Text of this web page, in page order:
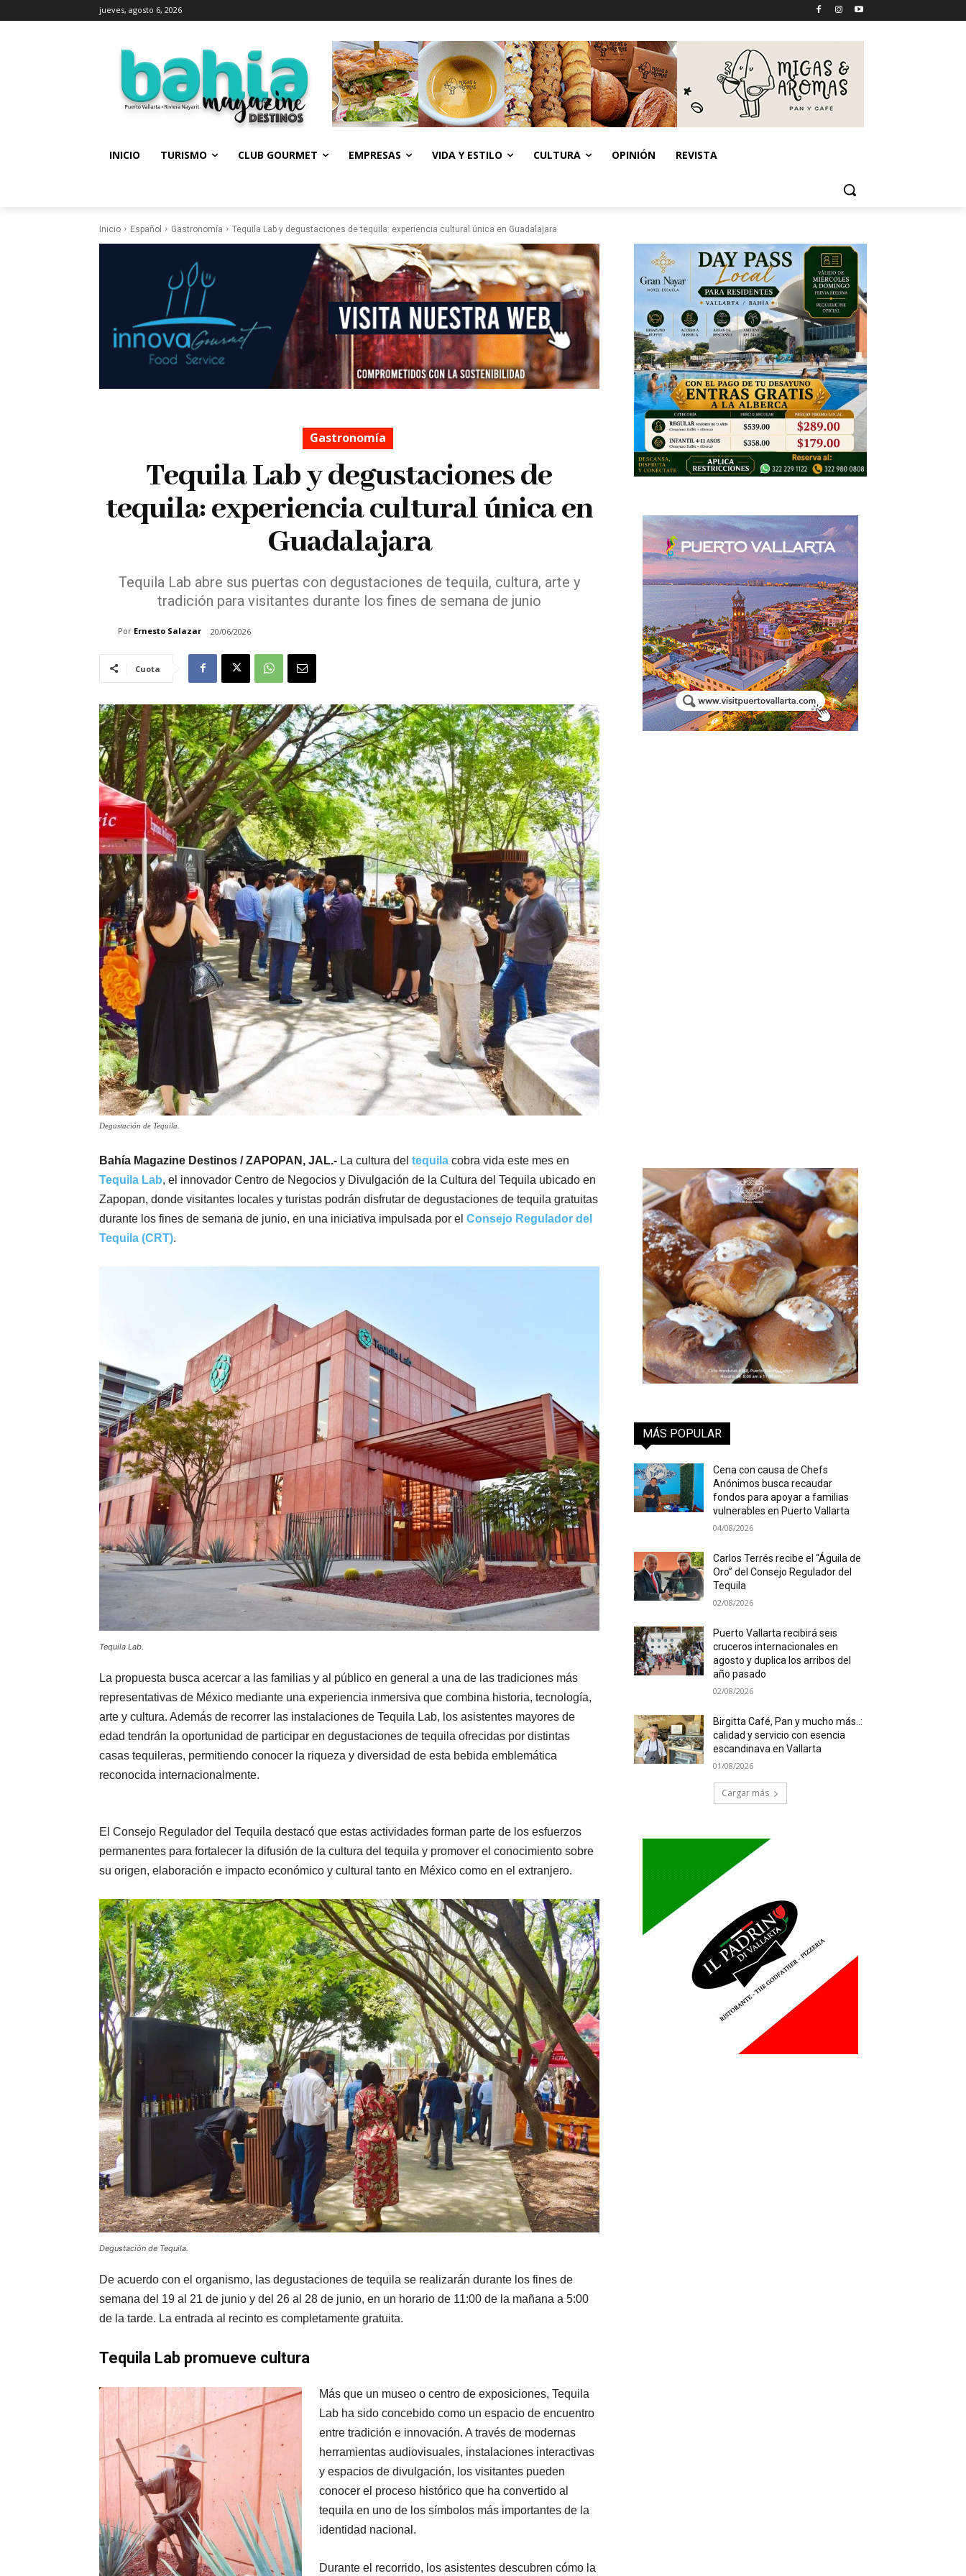
jueves, agosto 6, 2026
INICIO TURISMO CLUB GOURMET EMPRESAS VIDA Y ESTILO CULTURA OPINIÓN REVISTA
Inicio Español Gastronomía Tequila Lab y degustaciones de tequila: experiencia cultural única en Guadalajara
Gastronomía
Tequila Lab y degustaciones de
tequila: experiencia cultural única en
Guadalajara
Tequila Lab abre sus puertas con degustaciones de tequila, cultura, arte y
tradición para visitantes durante los fines de semana de junio
Por Ernesto Salazar 20/06/2026
Cuota
Degustación de Tequila.
Bahía Magazine Destinos / ZAPOPAN, JAL.- La cultura del tequila cobra vida este mes en
Tequila Lab, el innovador Centro de Negocios y Divulgación de la Cultura del Tequila ubicado en
Zapopan, donde visitantes locales y turistas podrán disfrutar de degustaciones de tequila gratuitas
durante los fines de semana de junio, en una iniciativa impulsada por el Consejo Regulador del
Tequila (CRT).
Tequila Lab.
La propuesta busca acercar a las familias y al público en general a una de las tradiciones más
representativas de México mediante una experiencia inmersiva que combina historia, tecnología,
arte y cultura. Además de recorrer las instalaciones de Tequila Lab, los asistentes mayores de
edad tendrán la oportunidad de participar en degustaciones de tequila ofrecidas por distintas
casas tequileras, permitiendo conocer la riqueza y diversidad de esta bebida emblemática
reconocida internacionalmente.
El Consejo Regulador del Tequila destacó que estas actividades forman parte de los esfuerzos
permanentes para fortalecer la difusión de la cultura del tequila y promover el conocimiento sobre
su origen, elaboración e impacto económico y cultural tanto en México como en el extranjero.
Degustación de Tequila.
De acuerdo con el organismo, las degustaciones de tequila se realizarán durante los fines de
semana del 19 al 21 de junio y del 26 al 28 de junio, en un horario de 11:00 de la mañana a 5:00
de la tarde. La entrada al recinto es completamente gratuita.
Tequila Lab promueve cultura
Más que un museo o centro de exposiciones, Tequila
Lab ha sido concebido como un espacio de encuentro
entre tradición e innovación. A través de modernas
herramientas audiovisuales, instalaciones interactivas
y espacios de divulgación, los visitantes pueden
conocer el proceso histórico que ha convertido al
tequila en uno de los símbolos más importantes de la
identidad nacional.
Durante el recorrido, los asistentes descubren cómo la
MÁS POPULAR
Cena con causa de Chefs
Anónimos busca recaudar
fondos para apoyar a familias
vulnerables en Puerto Vallarta
04/08/2026
Carlos Terrés recibe el “Águila de
Oro” del Consejo Regulador del
Tequila
02/08/2026
Puerto Vallarta recibirá seis
cruceros internacionales en
agosto y duplica los arribos del
año pasado
02/08/2026
Birgitta Café, Pan y mucho más..:
calidad y servicio con esencia
escandinava en Vallarta
01/08/2026
Cargar más